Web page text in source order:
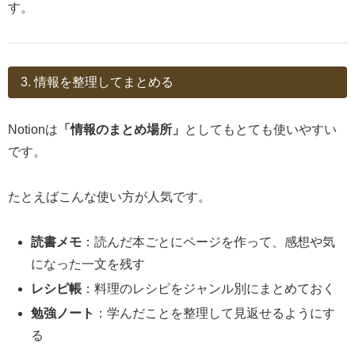
す。
3. 情報を整理してまとめる
Notionは 「情報のまとめ場所」
としてもとても使いやすい
です。
たとえばこんな使い方が人気です。
読書メモ ：読んだ本ごとにページを作って、感想や気
になった一文を残す
レシピ帳 ：料理のレシピをジャンル別にまとめておく
勉強ノート ：学んだことを整理して見返せるようにす
る